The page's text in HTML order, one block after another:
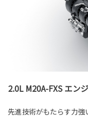
2.0L M20A-FXS エン
先進技術がもたらす力強